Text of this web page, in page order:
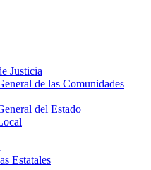
Justicia
de las Comunidades
del Estado
Estatales